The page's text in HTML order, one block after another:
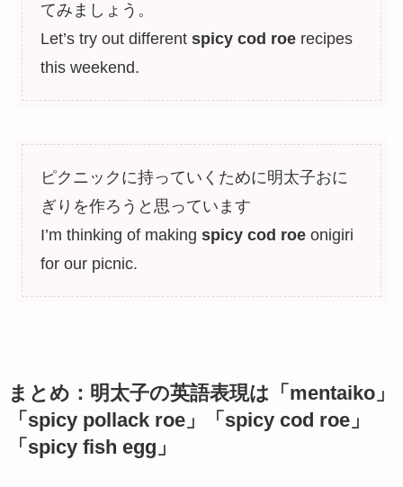
てみましょう。
Let’s try out different spicy cod roerecipes
this weekend.
ピクニックに持っていくために明太子おに
ぎりを作ろうと思っています
I’m thinking of making spicy cod roeonigiri
for our picnic.
まとめ：明太子の英語表現は「mentaiko」
「spicy pollack roe」「spicy cod roe」
「spicy fish egg」